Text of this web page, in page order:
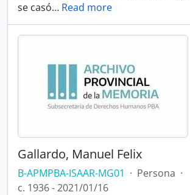
se casó… Read more
Gallardo, Manuel Felix
B-APMPBA-ISAAR-MG01 · Persona ·
c. 1936 - 2021/01/16